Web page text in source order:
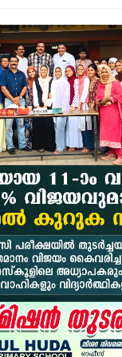
പ്രായം തടസ്സമല്ല;
വേങ്ങരയുടെ
വാട്ടർ ടാങ്ക്
ഉദ്യോഗസ്ഥ സംഘം
ചക്രവാതച്ചുഴിയുടെ
ആയിരത്തോളം
പാണക്കാട്ട്
വേങ്ങര മണ്ഡലം
കരിപ്പൂർ വിമാന
ജോലിസ്ഥലത്ത്